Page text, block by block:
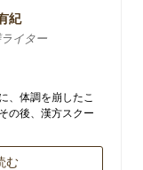
紀
イター
、体調を崩したこ
の後、漢方スクー
む